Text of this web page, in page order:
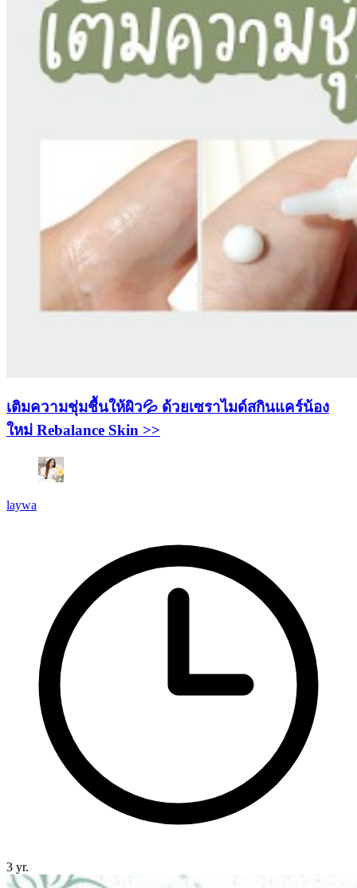
เติมความชุ่มชื้นให้ผิว💦 ด้วยเซราไมด์สกินแคร์น้อง
ใหม่ Rebalance Skin >>
laywa
3 yr.